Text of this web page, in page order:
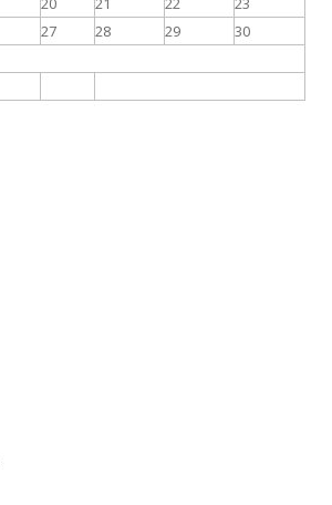
27 28 29
30